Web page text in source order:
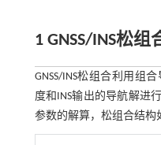
1 GNSS/INS松
GNSS/INS松组合利用组
度和INS输出的导航解进
参数的解算，松组合结构